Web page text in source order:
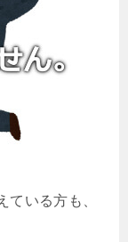
ている方も、